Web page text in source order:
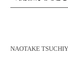
NAOTAKE